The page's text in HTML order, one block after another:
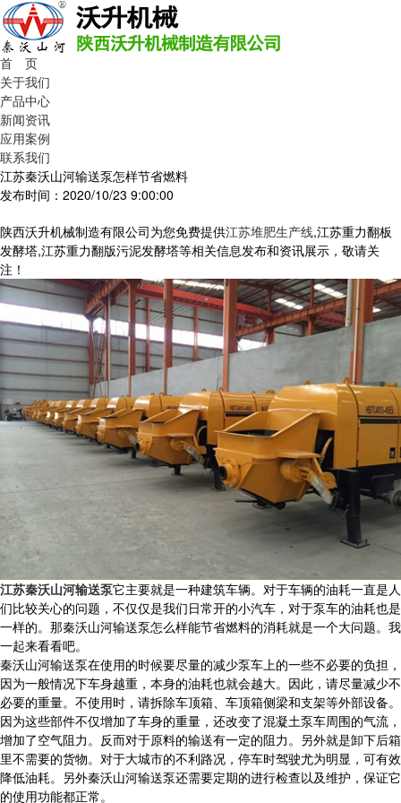
首 页
关于我们
产品中心
新闻资讯
应用案例
联系我们
江苏秦沃山河输送泵怎样节省燃料
发布时间：2020/10/23 9:00:00
陕西沃升机械制造有限公司为您免费提供江苏堆肥生产线,江苏重力翻板
发酵塔,江苏重力翻版污泥发酵塔等相关信息发布和资讯展示，敬请关
注！
江苏秦沃山河输送泵它主要就是一种建筑车辆。对于车辆的油耗一直是人
们比较关心的问题，不仅仅是我们日常开的小汽车，对于泵车的油耗也是
一样的。那秦沃山河输送泵怎么样能节省燃料的消耗就是一个大问题。我
一起来看看吧。
秦沃山河输送泵在使用的时候要尽量的减少泵车上的一些不必要的负担，
因为一般情况下车身越重，本身的油耗也就会越大。因此，请尽量减少不
必要的重量。不使用时，请拆除车顶箱、车顶箱侧梁和支架等外部设备。
因为这些部件不仅增加了车身的重量，还改变了混凝土泵车周围的气流，
增加了空气阻力。反而对于原料的输送有一定的阻力。另外就是卸下后箱
里不需要的货物。对于大城市的不利路况，停车时驾驶尤为明显，可有效
降低油耗。另外秦沃山河输送泵还需要定期的进行检查以及维护，保证它
的使用功能都正常。